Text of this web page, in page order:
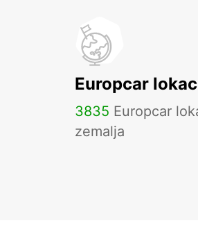
Europcar
3835 Europcar
zemalja